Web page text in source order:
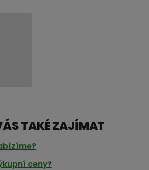
TAKÉ ZAJÍMAT
ceny?